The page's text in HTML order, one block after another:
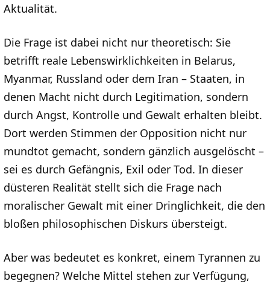
Aktualität.
Die Frage ist dabei nicht nur theoretisch: Sie
betrifft reale Lebenswirklichkeiten in Belarus,
Myanmar, Russland oder dem Iran – Staaten, in
denen Macht nicht durch Legitimation, sondern
durch Angst, Kontrolle und Gewalt erhalten bleibt.
Dort werden Stimmen der Opposition nicht nur
mundtot gemacht, sondern gänzlich ausgelöscht –
sei es durch Gefängnis, Exil oder Tod. In dieser
düsteren Realität stellt sich die Frage nach
moralischer Gewalt mit einer Dringlichkeit, die den
bloßen philosophischen Diskurs übersteigt.
Aber was bedeutet es konkret, einem Tyrannen zu
begegnen? Welche Mittel stehen zur Verfügung,